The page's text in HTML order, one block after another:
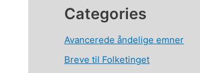
Categories
Avancerede åndelige emner
Breve til Folketinget